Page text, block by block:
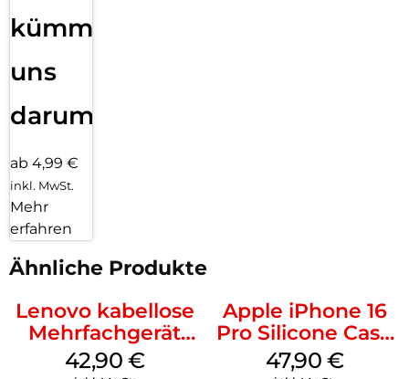
kümmern
uns
darum!
ab 4,99 €
inkl. MwSt.
Mehr
erfahren
Ähnliche Produkte
Lenovo kabellose
Mehrfachgerät
Luna Grey
42,90 €
Apple iPhone 16
Pro Silicone Case
MagSafe Denim
47,90 €